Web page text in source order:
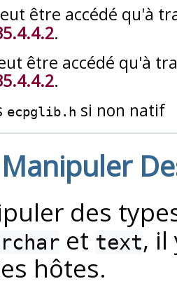
être accédé qu'à
.
être accédé qu'à
.
ecpglib.h si non natif
des
et text, il
hôtes.